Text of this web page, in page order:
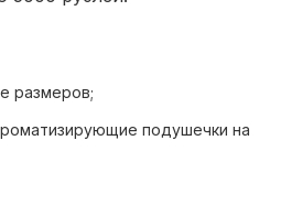
размеров;
подушечки на